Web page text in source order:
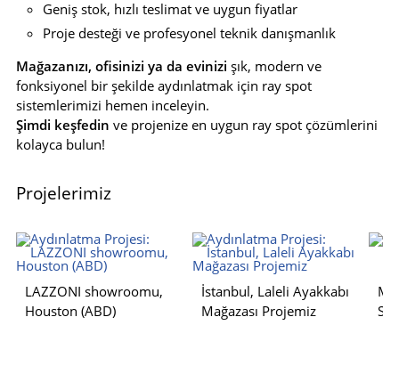
Geniş stok, hızlı teslimat ve uygun fiyatlar
Proje desteği ve profesyonel teknik danışmanlık
Mağazanızı, ofisinizi ya da evinizi şık, modern ve
fonksiyonel bir şekilde aydınlatmak için ray spot
sistemlerimizi hemen inceleyin.
Şimdi keşfedin ve projenize en uygun ray spot çözümlerini
kolayca bulun!
Projelerimiz
LAZZONI showroomu,
Houston (ABD)
İstanbul, Laleli Ayakkabı
Mağazası Projemiz